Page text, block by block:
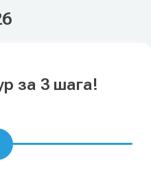
за 3 шага!